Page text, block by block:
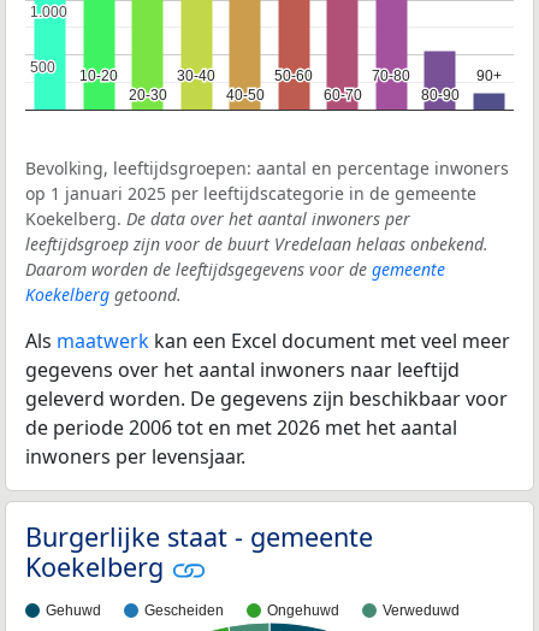
10-20
10-20
20-30
20-30
30-40
30-40
40-50
40-50
50-60
50-60
60-70
60-70
70-80
70-80
80-90
80-90
90+
90+
500
500
1.000
1.000
Bevolking, leeftijdsgroepen: aantal en percentage inwoners
op 1 januari 2025 per leeftijdscategorie in de gemeente
Koekelberg. De data over het aantal inwoners per
leeftijdsgroep zijn voor de buurt Vredelaan helaas onbekend.
Daarom worden de leeftijdsgegevens voor de gemeente
Koekelberg getoond.
Als maatwerk kan een Excel document met veel meer
gegevens over het aantal inwoners naar leeftijd
geleverd worden. De gegevens zijn beschikbaar voor
de periode 2006 tot en met 2026 met het aantal
inwoners per levensjaar.
Burgerlijke staat - gemeente
Koekelberg
Gehuwd Gescheiden Ongehuwd Verweduwd